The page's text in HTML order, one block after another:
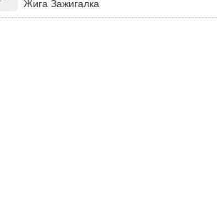
Жига Зажигалка